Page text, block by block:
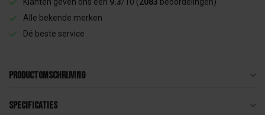
Alle bekende merken
Dé beste service
Productomschrijving
Specificaties